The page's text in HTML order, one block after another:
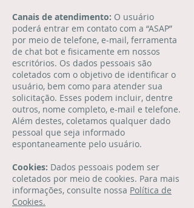
Canais de atendimento: O usuário
poderá entrar em contato com a “ASAP”
por meio de telefone, e-mail, ferramenta
de chat bot e fisicamente em nossos
escritórios. Os dados pessoais são
coletados com o objetivo de identificar o
usuário, bem como para atender sua
solicitação. Esses podem incluir, dentre
outros, nome completo, e-mail e telefone.
Além destes, coletamos qualquer dado
pessoal que seja informado
espontaneamente pelo usuário.
Cookies: Dados pessoais podem ser
coletados por meio de cookies. Para mais
informações, consulte nossa Política de
Cookies.